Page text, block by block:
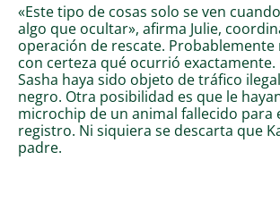
«Este tipo de cosas solo se ven
algo que ocultar», afirma Julie,
operación de rescate. Probablemente
con certeza qué ocurrió exactamente.
Sasha haya sido objeto de tráfico
negro. Otra posibilidad es que le
microchip de un animal fallecido para
registro. Ni siquiera se descarta que
padre.